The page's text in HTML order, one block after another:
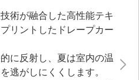
術が融合した高性能テキ
リントしたドレープカー
に反射し、夏は室内の温
逃がしにくくします。